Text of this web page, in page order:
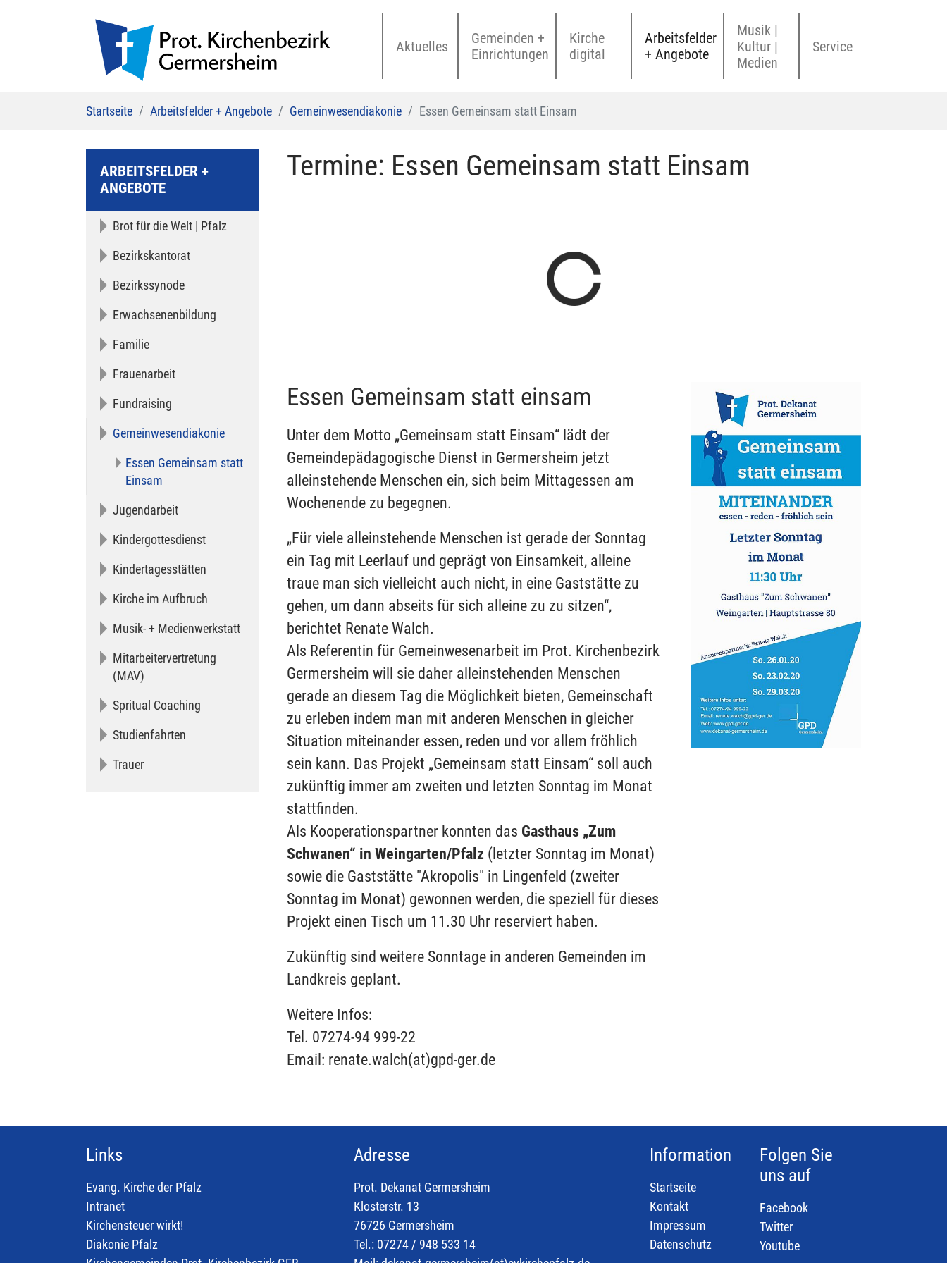
Aktuelles
Gemeinden +
Einrichtungen
Kirche
digital
Arbeitsfelder
+ Angebote
Musik |
Kultur |
Medien
Service
Startseite Arbeitsfelder + Angebote Gemeinwesendiakonie Essen Gemeinsam statt Einsam
ARBEITSFELDER +
ANGEBOTE
Brot für die Welt | Pfalz
Bezirkskantorat
Bezirkssynode
Erwachsenenbildung
Familie
Frauenarbeit
Fundraising
Gemeinwesendiakonie
Essen Gemeinsam statt
Einsam
Jugendarbeit
Kindergottesdienst
Kindertagesstätten
Kirche im Aufbruch
Musik- + Medienwerkstatt
Mitarbeitervertretung
(MAV)
Spritual Coaching
Studienfahrten
Trauer
Termine: Essen Gemeinsam statt Einsam
Essen Gemeinsam statt einsam
Unter dem Motto „Gemeinsam statt Einsam“ lädt der
Gemeindepädagogische Dienst in Germersheim jetzt
alleinstehende Menschen ein, sich beim Mittagessen am
Wochenende zu begegnen.
„Für viele alleinstehende Menschen ist gerade der Sonntag
ein Tag mit Leerlauf und geprägt von Einsamkeit, alleine
traue man sich vielleicht auch nicht, in eine Gaststätte zu
gehen, um dann abseits für sich alleine zu zu sitzen“,
berichtet Renate Walch.
Als Referentin für Gemeinwesenarbeit im Prot. Kirchenbezirk
Germersheim will sie daher alleinstehenden Menschen
gerade an diesem Tag die Möglichkeit bieten, Gemeinschaft
zu erleben indem man mit anderen Menschen in gleicher
Situation miteinander essen, reden und vor allem fröhlich
sein kann. Das Projekt „Gemeinsam statt Einsam“ soll auch
zukünftig immer am zweiten und letzten Sonntag im Monat
stattfinden.
Als Kooperationspartner konnten das Gasthaus „Zum
Schwanen“ in Weingarten/Pfalz (letzter Sonntag im Monat)
sowie die Gaststätte "Akropolis" in Lingenfeld (zweiter
Sonntag im Monat) gewonnen werden, die speziell für dieses
Projekt einen Tisch um 11.30 Uhr reserviert haben.
Zukünftig sind weitere Sonntage in anderen Gemeinden im
Landkreis geplant.
Weitere Infos:
Tel. 07274-94 999-22
Email: renate.walch(at)gpd-ger.de
Links
Evang. Kirche der Pfalz
Intranet
Kirchensteuer wirkt!
Diakonie Pfalz
Adresse
Prot. Dekanat Germersheim
Klosterstr. 13
76726 Germersheim
Tel.: 07274 / 948 533 14
Information
Startseite
Kontakt
Impressum
Datenschutz
Folgen Sie
uns auf
Facebook
Twitter
Youtube